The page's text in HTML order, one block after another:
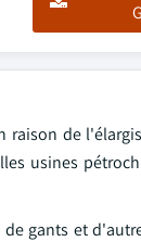
raison de
usines
gants et